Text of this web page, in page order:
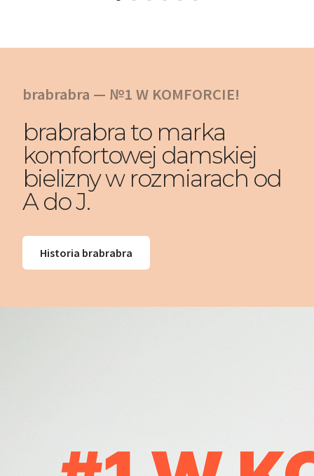
brabrabra — №1 W KOMFORCIE!
brabrabra to marka
komfortowej damskiej
bielizny w rozmiarach od
A do J.
Historia brabrabra